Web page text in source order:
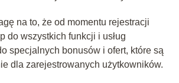
na to, że od momentu rejestracji
do wszystkich funkcji i usług
specjalnych bonusów i ofert, które są
dla zarejestrowanych użytkowników.